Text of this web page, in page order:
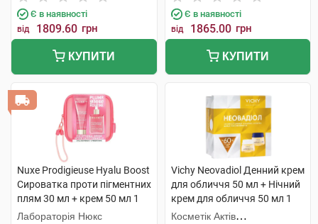
Є в наявності
від 1809.60 грн
КУПИТИ
Є в наявності
від 1865.00 грн
КУПИТИ
Nuxe Prodigieuse Hyalu Boost
Сироватка проти пігментних
плям 30 мл + крем 50 мл 1
набір
Лабораторія Нюкс
Vichy Neovadiol Денний крем
для обличчя 50 мл + Нічний
крем для обличчя 50 мл 1
набір
Косметік Актів